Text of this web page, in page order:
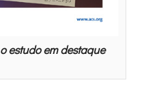
estudo em destaque